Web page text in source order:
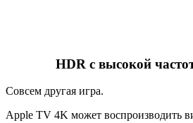
HDR с высокой
Совсем другая игра.
Apple TV 4K может воспроизводить